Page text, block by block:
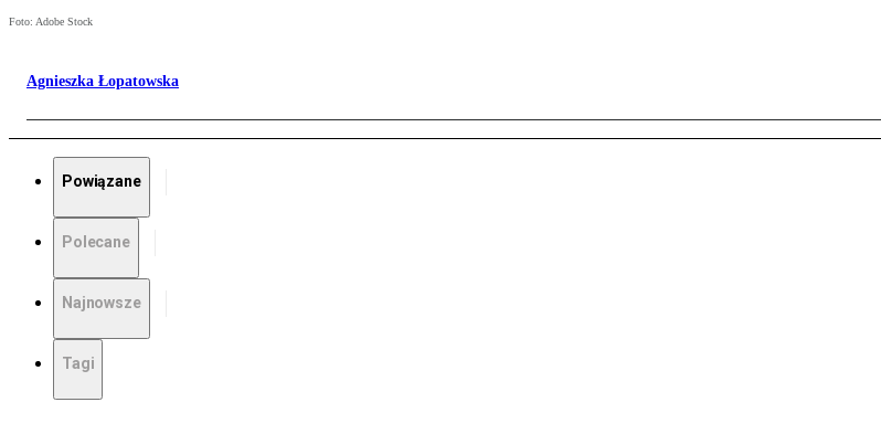
Foto: Adobe Stock
Agnieszka Łopatowska
Powiązane
Polecane
Najnowsze
Tagi